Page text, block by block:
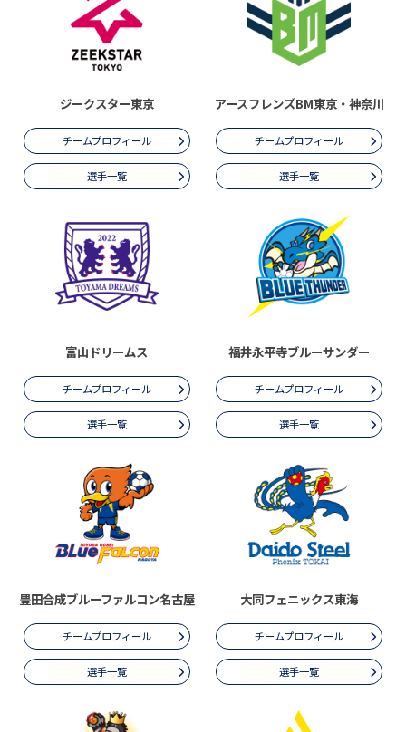
ジークスター東京
チームプロフィール
選手一覧
アースフレンズBM東京・神奈川
チームプロフィール
選手一覧
富山ドリームス
チームプロフィール
選手一覧
福井永平寺ブルーサンダー
チームプロフィール
選手一覧
豊田合成ブルーファルコン名古屋
チームプロフィール
選手一覧
大同フェニックス東海
チームプロフィール
選手一覧